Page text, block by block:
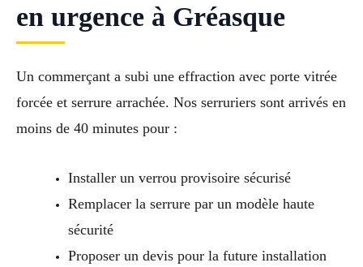
en urgence à Gréasque
Un commerçant a subi une effraction avec porte vitrée
forcée et serrure arrachée. Nos serruriers sont arrivés en
moins de 40 minutes pour :
Installer un verrou provisoire sécurisé
Remplacer la serrure par un modèle haute
sécurité
Proposer un devis pour la future installation